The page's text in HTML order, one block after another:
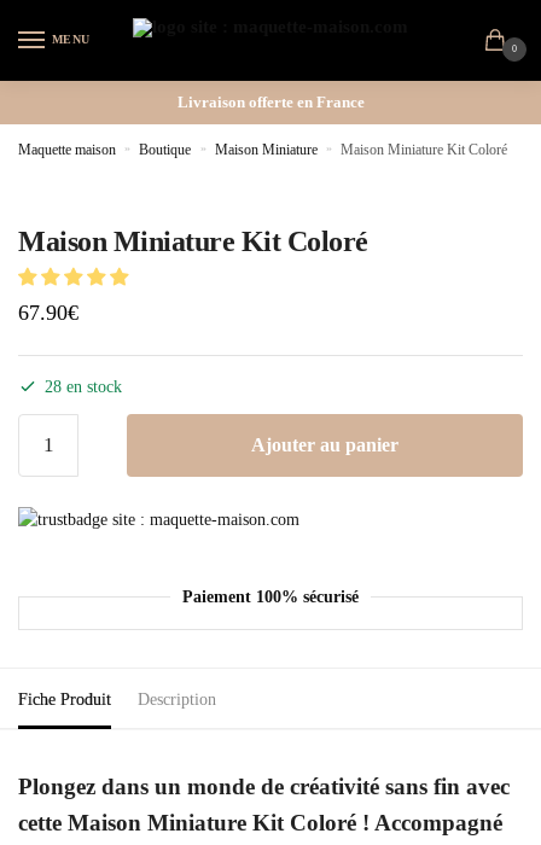
MENU
0
Livraison offerte en France
Maquette maison » Boutique » Maison Miniature » Maison Miniature Kit Coloré
Maison Miniature Kit Coloré
67.90€
28 en stock
Ajouter au panier
Paiement 100% sécurisé
Fiche Produit Description
Plongez dans un monde de créativité sans fin avec
cette Maison Miniature Kit Coloré ! Accompagné